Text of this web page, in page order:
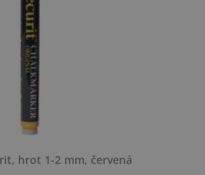
hrot 1-2 mm, červená